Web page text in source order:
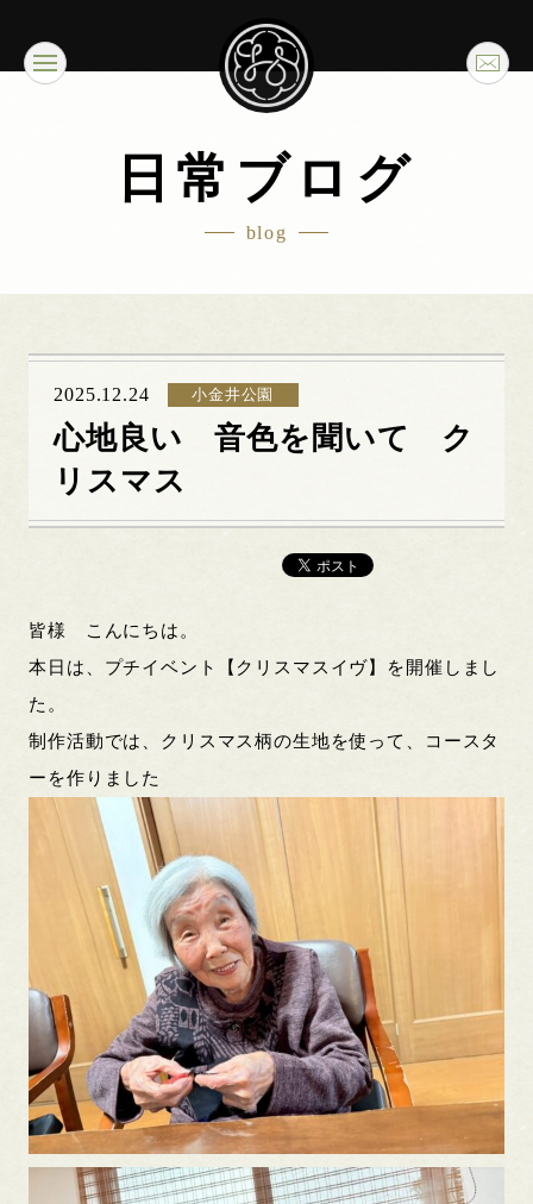
日常ブログ
blog
2025.12.24 小金井公園
心地良い 音色を聞いて ク
リスマス
皆様 こんにちは。
本日は、プチイベント【クリスマスイヴ】を開催しまし
た。
制作活動では、クリスマス柄の生地を使って、コースタ
ーを作りました